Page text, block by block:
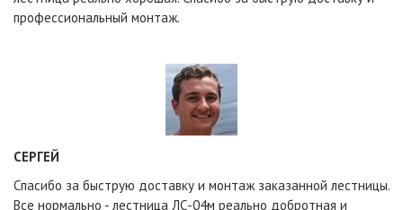
профессиональный монтаж.
СЕРГЕЙ
Спасибо за быструю доставку и монтаж заказанной лестницы.
Все нормально - лестница ЛС-04м реально добротная и